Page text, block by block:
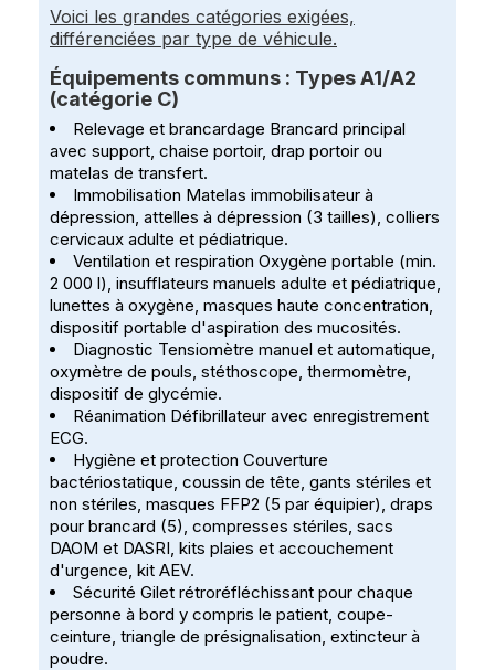
Voici les grandes catégories exigées,
différenciées par type de véhicule.
Équipements communs : Types A1/A2
(catégorie C)
Relevage et brancardage Brancard principal
avec support, chaise portoir, drap portoir ou
matelas de transfert.
Immobilisation Matelas immobilisateur à
dépression, attelles à dépression (3 tailles), colliers
cervicaux adulte et pédiatrique.
Ventilation et respiration Oxygène portable (min.
2 000 l), insufflateurs manuels adulte et pédiatrique,
lunettes à oxygène, masques haute concentration,
dispositif portable d'aspiration des mucosités.
Diagnostic Tensiomètre manuel et automatique,
oxymètre de pouls, stéthoscope, thermomètre,
dispositif de glycémie.
Réanimation Défibrillateur avec enregistrement
ECG.
Hygiène et protection Couverture
bactériostatique, coussin de tête, gants stériles et
non stériles, masques FFP2 (5 par équipier), draps
pour brancard (5), compresses stériles, sacs
DAOM et DASRI, kits plaies et accouchement
d'urgence, kit AEV.
Sécurité Gilet rétroréfléchissant pour chaque
personne à bord y compris le patient, coupe-
ceinture, triangle de présignalisation, extincteur à
poudre.